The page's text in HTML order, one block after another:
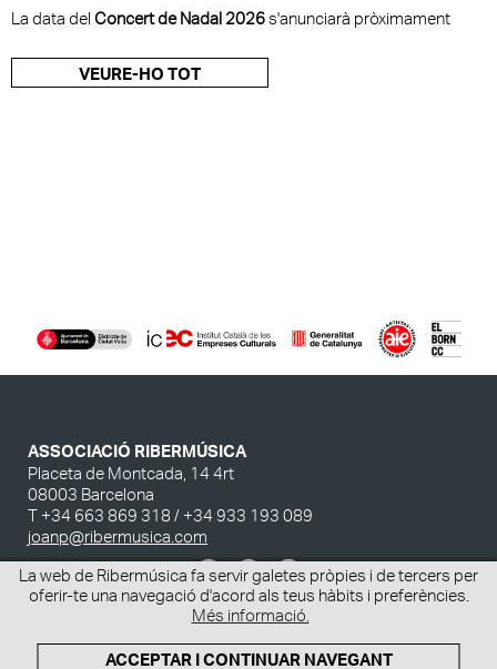
La web de Ribermúsica fa servir galetes pròpies i de tercers per
oferir-te una navegació d'acord als teus hàbits i preferències.
Més informació.
La data delConcert de Nadal 2026s'anunciarà pròximament
VEURE-HO TOT
ASSOCIACIÓ RIBERMÚSICA
Placeta de Montcada, 14 4rt
08003 Barcelona
T +34 663 869 318 / +34 933 193 089
joanp@ribermusica.com
© 2025 ASSOCIACIÓ RIBERMÚSICA